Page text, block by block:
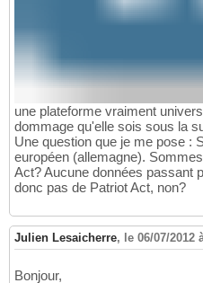
une plateforme vraiment
dommage qu'elle sois sous la
Une question que je me pose :
européen (allemagne).
Act? Aucune données passant
donc pas de Patriot Act, non?
Julien Lesaicherre, le 06/07/2012
Bonjour,